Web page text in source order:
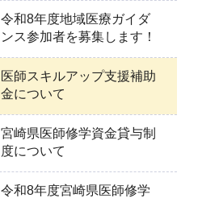
令和8年度地域医療ガイダ
ンス参加者を募集します！
医師スキルアップ支援補助
金について
宮崎県医師修学資金貸与制
度について
令和8年度宮崎県医師修学